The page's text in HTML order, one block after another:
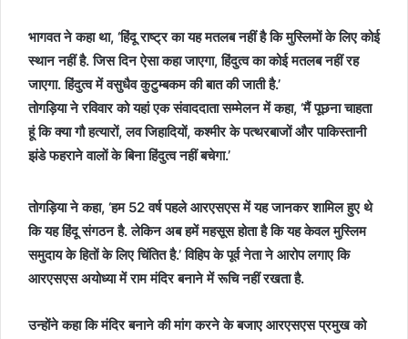
भागवत ने कहा था, ‘हिंदू राष्ट्र का यह मतलब नहीं है कि मुस्लिमों के लिए कोई
स्थान नहीं है. जिस दिन ऐसा कहा जाएगा, हिंदुत्व का कोई मतलब नहीं रह
जाएगा. हिंदुत्व में वसुधैव कुटुम्बकम की बात की जाती है.’
तोगड़िया ने रविवार को यहां एक संवाददाता सम्मेलन में कहा, ‘मैं पूछना चाहता
हूं कि क्या गौ हत्यारों, लव जिहादियों, कश्मीर के पत्थरबाजों और पाकिस्तानी
झंडे फहराने वालों के बिना हिंदुत्व नहीं बचेगा.’
तोगड़िया ने कहा, ‘हम 52 वर्ष पहले आरएसएस में यह जानकर शामिल हुए थे
कि यह हिंदू संगठन है. लेकिन अब हमें महसूस होता है कि यह केवल मुस्लिम
समुदाय के हितों के लिए चिंतित है.’ विहिप के पूर्व नेता ने आरोप लगाए कि
आरएसएस अयोध्या में राम मंदिर बनाने में रूचि नहीं रखता है.
उन्होंने कहा कि मंदिर बनाने की मांग करने के बजाए आरएसएस प्रमुख को